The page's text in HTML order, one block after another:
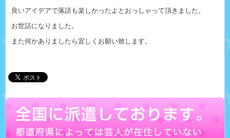
良いアイデアで落語も楽しかったよとおっしゃって頂きました。
お世話になりました。
また何かありましたら宜しくお願い致します。